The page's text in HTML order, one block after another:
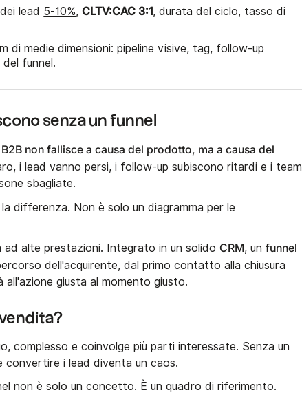
lead 5-10%,CLTV:CAC 3:1, durata del ciclo, tasso di
di medie dimensioni: pipeline visive, tag, follow-up
funnel.
senza un funnel
non fallisce a causa del prodotto, ma a causa del
i lead vanno persi, i follow-up subiscono ritardi e i team
sbagliate.
differenza. Non è solo un diagramma per le
ad alte prestazioni. Integrato in un solidoCRM, unfunnel
dell'acquirente, dal primo contatto alla chiusura
giusta al momento giusto.
complesso e coinvolge più parti interessate. Senza un
convertire i lead diventa un caos.
non è solo un concetto. È un quadro di riferimento.